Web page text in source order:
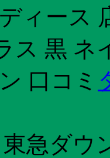
ィース
ス 黒 ネ
口コミ
急ダウ